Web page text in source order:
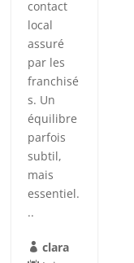
contact
local
assuré
par les
franchisé
s. Un
équilibre
parfois
subtil,
mais
essentiel.
..
 clara